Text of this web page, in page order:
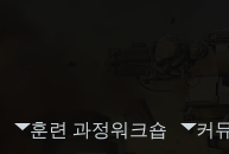
훈련 과정워크숍 커